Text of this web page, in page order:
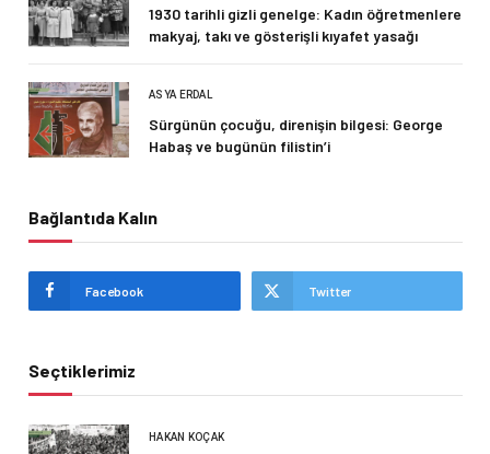
1930 tarihli gizli genelge: Kadın öğretmenlere
makyaj, takı ve gösterişli kıyafet yasağı
ASYA ERDAL
Sürgünün çocuğu, direnişin bilgesi: George
Habaş ve bugünün filistin’i
Bağlantıda Kalın
Facebook Twitter
Seçtiklerimiz
HAKAN KOÇAK